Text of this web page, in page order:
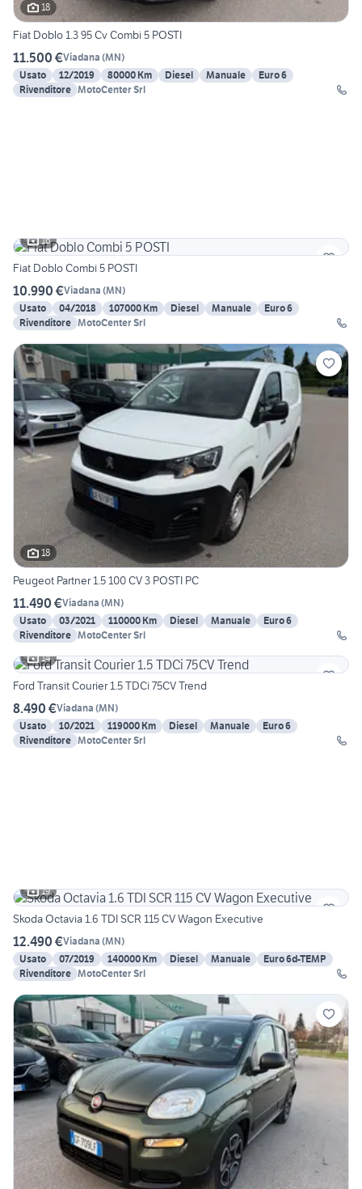
18
Fiat Doblo 1.3 95 Cv Combi 5 POSTI
11.500 €Viadana (MN)
Usato
12/2019 80000 Km Diesel Manuale
Euro 6
Rivenditore MotoCenter Srl
16
Fiat Doblo Combi 5 POSTI
10.990 €Viadana (MN)
Usato
04/2018 107000 Km Diesel Manuale
Euro 6
Rivenditore MotoCenter Srl
18
Peugeot Partner 1.5 100 CV 3 POSTI PC
11.490 €Viadana (MN)
Usato
03/2021 110000 Km Diesel Manuale
Euro 6
Rivenditore MotoCenter Srl
14
Ford Transit Courier 1.5 TDCi 75CV Trend
8.490 €Viadana (MN)
Usato
10/2021 119000 Km Diesel Manuale
Euro 6
Rivenditore MotoCenter Srl
19
Skoda Octavia 1.6 TDI SCR 115 CV Wagon Executive
12.490 €Viadana (MN)
Usato
07/2019 140000 Km Diesel Manuale
Euro 6d-TEMP
Rivenditore MotoCenter Srl